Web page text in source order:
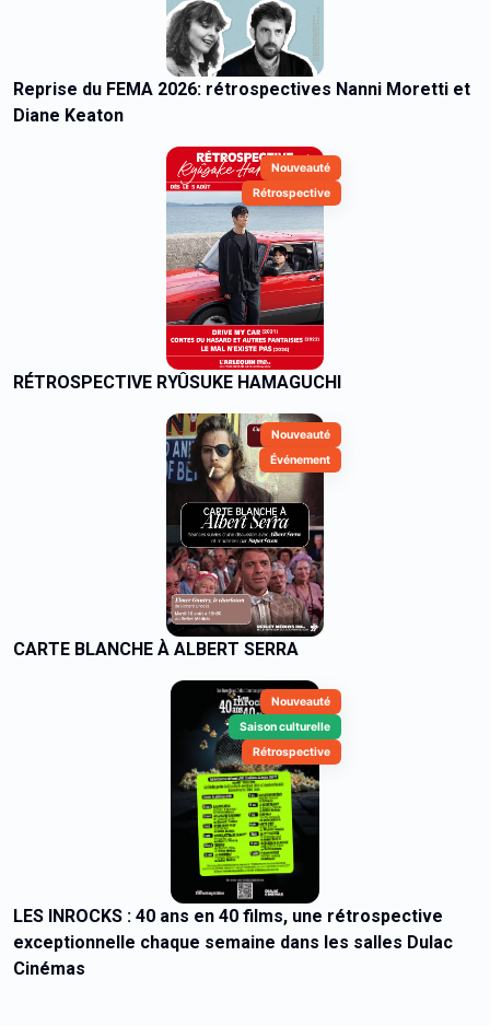
Reprise du FEMA 2026: rétrospectives Nanni Moretti et
Diane Keaton
Nouveauté
Rétrospective
RÉTROSPECTIVE RYÛSUKE HAMAGUCHI
Nouveauté
Événement
CARTE BLANCHE À ALBERT SERRA
Nouveauté
Saison culturelle
Rétrospective
LES INROCKS : 40 ans en 40 films, une rétrospective
exceptionnelle chaque semaine dans les salles Dulac
Cinémas